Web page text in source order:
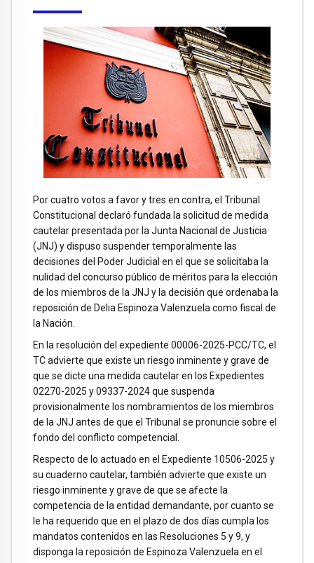
Por cuatro votos a favor y tres en contra, el Tribunal
Constitucional declaró fundada la solicitud de medida
cautelar presentada por la Junta Nacional de Justicia
(JNJ) y dispuso suspender temporalmente las
decisiones del Poder Judicial en el que se solicitaba la
nulidad del concurso público de méritos para la elección
de los miembros de la JNJ y la decisión que ordenaba la
reposición de Delia Espinoza Valenzuela como fiscal de
la Nación.
En la resolución del expediente 00006-2025-PCC/TC, el
TC advierte que existe un riesgo inminente y grave de
que se dicte una medida cautelar en los Expedientes
02270-2025 y 09337-2024 que suspenda
provisionalmente los nombramientos de los miembros
de la JNJ antes de que el Tribunal se pronuncie sobre el
fondo del conflicto competencial.
Respecto de lo actuado en el Expediente 10506-2025 y
su cuaderno cautelar, también advierte que existe un
riesgo inminente y grave de que se afecte la
competencia de la entidad demandante, por cuanto se
le ha requerido que en el plazo de dos días cumpla los
mandatos contenidos en las Resoluciones 5 y 9, y
disponga la reposición de Espinoza Valenzuela en el